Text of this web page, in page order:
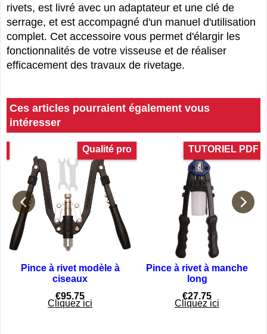
rivets, est livré avec un adaptateur et une clé de
serrage, et est accompagné d'un manuel d'utilisation
complet. Cet accessoire vous permet d'élargir les
fonctionnalités de votre visseuse et de réaliser
efficacement des travaux de rivetage.
Ces articles pourraient également vous
intéresser
Qualité pro
Pince à rivet modèle à
ciseaux
€95.75
Cliquez ici
TUTORIEL PDF
Pince à rivet à manche
long
€27.75
Cliquez ici